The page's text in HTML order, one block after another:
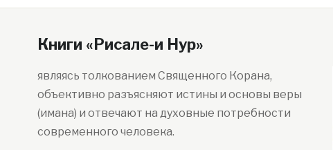
Книги «Рисале-и Нур»
являясь толкованием Священного Корана,
объективно разъясняют истины и основы веры
(имана) и отвечают на духовные потребности
современного человека.